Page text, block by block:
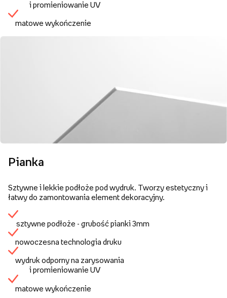
i promieniowanie UV
matowe wykończenie
Pianka
Sztywne i lekkie podłoże pod wydruk. Tworzy estetyczny i
łatwy do zamontowania element dekoracyjny.
sztywne podłoże - grubość pianki 3mm
nowoczesna technologia druku
wydruk odporny na zarysowania
i promieniowanie UV
matowe wykończenie